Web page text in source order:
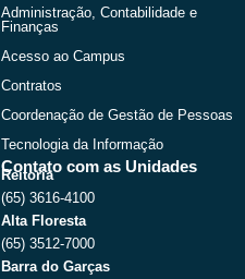
Administração, Contabilidade e
Finanças
Acesso ao Campus
Contratos
Coordenação de Gestão de Pessoas
Tecnologia da Informação
Contato com as Unidades
Reitoria
(65) 3616-4100
Alta Floresta
(65) 3512-7000
Barra do Garças